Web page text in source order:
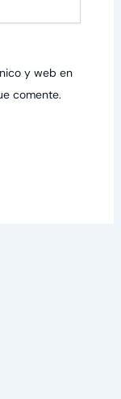
y web en
comente.